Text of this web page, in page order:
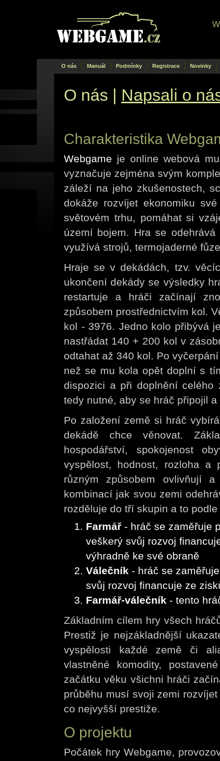
Webgame.cz
O nás Manuál Podmínky Registrace Novinky
O nás | Napsali o
Charakteristika
Webgame je online webová
vyznačuje zejména svým
záleží na jeho zkušenostech,
dokáže rozvíjet ekonomiku
světovém trhu, pomáhat si
území bojem. Hra se
využívá strojů, termojaderné
Hraje se v dekádách, tzv.
ukončení dekády se výsledky
restartuje a hráči začínají
způsobem prostřednictvím kol.
kol - 3976. Jedno kolo přibývá
nastřádat 140 + 200 kol v
odtahat až 340 kol. Po
než se mu kola opět doplní s
dispozici a při doplnění
tedy nutné, aby se hráč připojil
Po založení země si hráč
dekádě chce věnovat.
hospodářství, spokojenost
vyspělost, hodnost, rozloha a
různým způsobem ovlivňují
kombinací jak svou zemi
rozděluje do tří skupin a to
Farmář - hráč se zaměřuje
veškerý svůj rozvoj
výhradně ke své obraně
Válečník - hráč se
svůj rozvoj financuje ze
Farmář-válečník - tento
Základním cílem hry všech
Prestiž je nejzákladnější
vyspělosti každé země či
vlastněné komodity,
začátku věku všichni hráči
průběhu musí svoji zemi
co nejvyšší prestiže.
O projektu
Počátek hry Webgame,